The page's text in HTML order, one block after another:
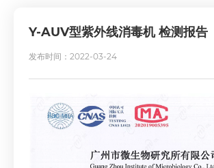
Y-AUV型紫外线消毒机 检测报告
发布时间：2022-03-24